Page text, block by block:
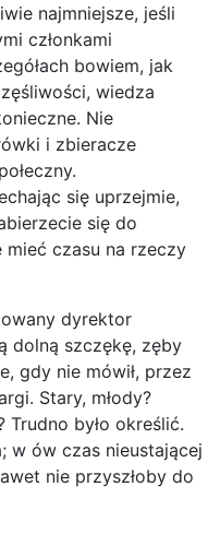
najmniejsze, jeśli
członkami
bowiem, jak
wiedza
Nie
i zbieracze
się uprzejmie,
się do
mieć czasu na rzeczy
dyrektor
dolną szczękę, zęby
gdy nie mówił, przez
Stary, młody?
Trudno było określić.
w ów czas nieustającej
nie przyszłoby do